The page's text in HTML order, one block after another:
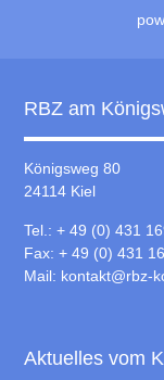
RBZ am
Königsweg 80
24114 Kiel
Tel.: + 49 (0) 431
Fax: + 49 (0) 431
Mail: kontakt@rbz-
Aktuelles vom